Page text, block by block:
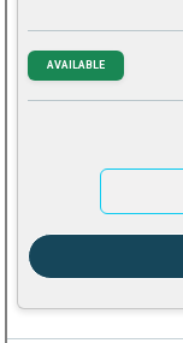
AVAILABLE